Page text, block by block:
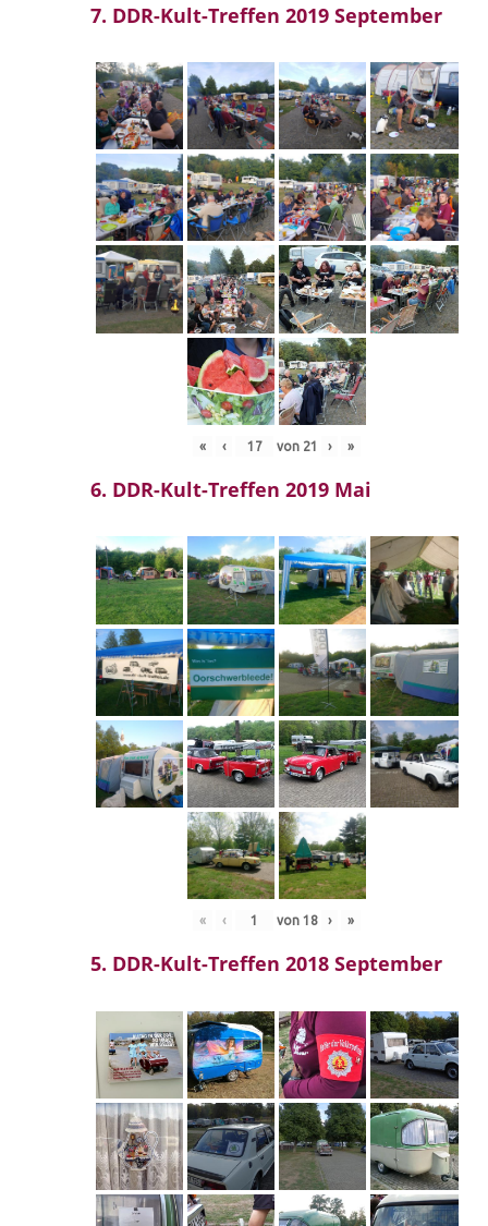
7. DDR-Kult-Treffen 2019 September
« ‹ von 21 › »
6. DDR-Kult-Treffen 2019 Mai
« ‹ von 18 › »
5. DDR-Kult-Treffen 2018 September